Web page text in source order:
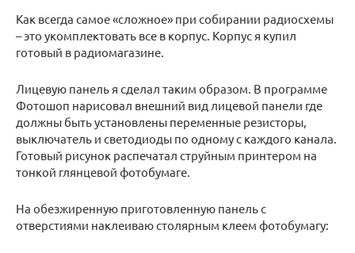
Как всегда самое «сложное» при собирании радиосхемы
– это укомплектовать все в корпус. Корпус я купил
готовый в радиомагазине.
Лицевую панель я сделал таким образом. В программе
Фотошоп нарисовал внешний вид лицевой панели где
должны быть установлены переменные резисторы,
выключатель и светодиоды по одному с каждого канала.
Готовый рисунок распечатал струйным принтером на
тонкой глянцевой фотобумаге.
На обезжиренную приготовленную панель с
отверстиями наклеиваю столярным клеем фотобумагу: